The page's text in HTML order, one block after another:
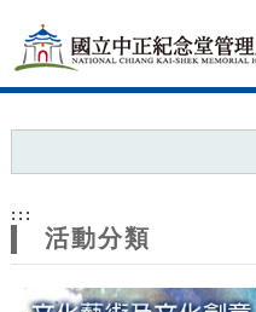
網
站
主
題
:::
活動分類